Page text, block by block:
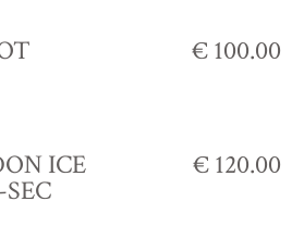
€ 100.00
ICE € 120.00